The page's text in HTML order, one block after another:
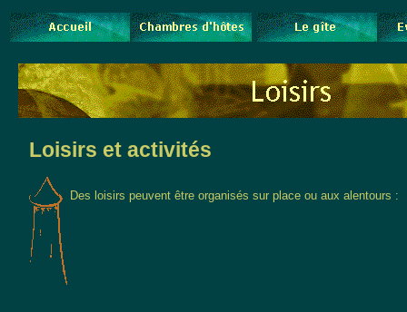
Loisirs et activités
Des loisirs peuvent être organisés sur place ou aux alentours :